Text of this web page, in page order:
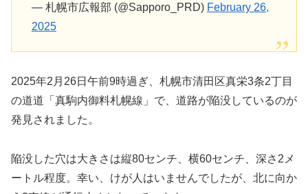
— 札幌市広報部 (@Sapporo_PRD) February 26,
2025
2025年2月26日午前9時過ぎ、札幌市清田区真栄3条2丁目
の道道「真駒内御料札幌線」で、道路が陥没しているのが
発見されました。
陥没した穴は大きさは縦80センチ、横60センチ、深さ2メ
ートル程度。幸い、けが人はいませんでしたが、北に向か